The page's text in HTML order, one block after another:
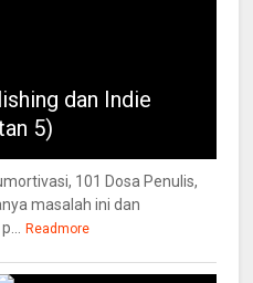
dan Indie
5)
101 Dosa Penulis,
masalah ini dan
Readmore